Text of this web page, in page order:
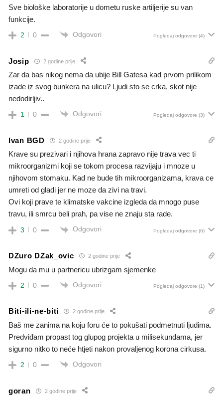
Sve biološke laboratorije u dometu ruske artiljerije su van
funkcije.
2 0 Odgovori Pogledaj odgovore (4)
Josip 2 godine prije
Zar da bas nikog nema da ubije Bill Gatesa kad prvom prilikom
izade iz svog bunkera na ulicu? Ljudi sto se crka, skot nije
nedodirljiv..
1 0 Odgovori Pogledaj odgovore (3)
Ivan BGD 2 godine prije
Krave su prezivari i njihova hrana zapravo nije trava vec ti
mikroorganizmi koji se tokom procesa razvijaju i mnoze u
njihovom stomaku. Kad ne bude tih mikroorganizama, krava ce
umreti od gladi jer ne moze da zivi na travi.
Ovi koji prave te klimatske vakcine izgleda da mnogo puse
travu, ili smrcu beli prah, pa vise ne znaju sta rade.
3 0 Odgovori Pogledaj odgovore (6)
DZuro DZak_ovic 2 godine prije
Mogu da mu u partnericu ubrizgam sjemenke
2 0 Odgovori Pogledaj odgovore (1)
Biti-ili-ne-biti 2 godine prije
Baš me zanima na koju foru će to pokušati podmetnuti ljudima.
Predviđam propast tog glupog projekta u milisekundama, jer
sigurno nitko to neće htjeti nakon provaljenog korona cirkusa.
2 0 Odgovori
goran 2 godine prije